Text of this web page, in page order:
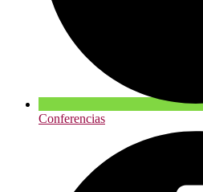
Conferencias